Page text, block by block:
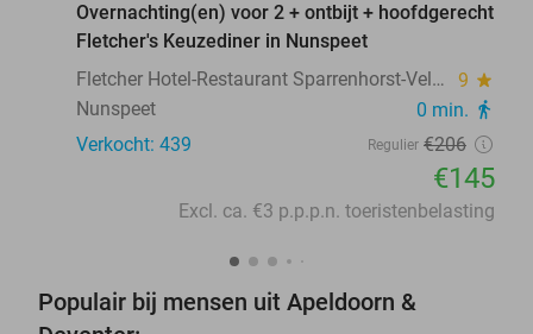
Overnachting(en) voor 2 + ontbijt + hoofdgerecht
Fletcher's Keuzediner in Nunspeet
Fletcher Hotel-Restaurant Sparrenhorst-Veluwe
9 star
Nunspeet 0 min. directions_walk
Verkocht: 439 Regulier €206
€145
Excl. ca. €3 p.p.p.n. toeristenbelasting
Populair bij mensen uit Apeldoorn &